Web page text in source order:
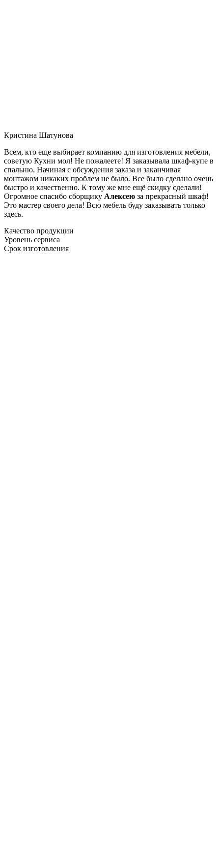
Кристина Шатунова
Всем, кто еще выбирает компанию для изготовления мебели,
советую Кухни мол! Не пожалеете! Я заказывала шкаф-купе в
спальню. Начиная с обсуждения заказа и заканчивая
монтажом никаких проблем не было. Все было сделано очень
быстро и качественно. К тому же мне ещё скидку сделали!
Огромное спасибо сборщику Алексею за прекрасный шкаф!
Это мастер своего дела! Всю мебель буду заказывать только
здесь.
Качество продукции
Уровень сервиса
Срок изготовления